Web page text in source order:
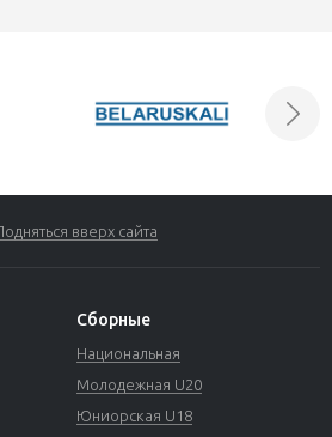
вверх сайта
Сборные
Национальная
Молодежная U20
Юниорская U18